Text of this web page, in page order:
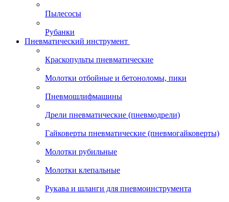
Пылесосы
Рубанки
Пневматический инструмент
Краскопульты пневматические
Молотки отбойные и бетоноломы, пики
Пневмошлифмашины
Дрели пневматические (пневмодрели)
Гайковерты пневматические (пневмогайковерты)
Молотки рубильные
Молотки клепальные
Рукава и шланги для пневмоинструмента